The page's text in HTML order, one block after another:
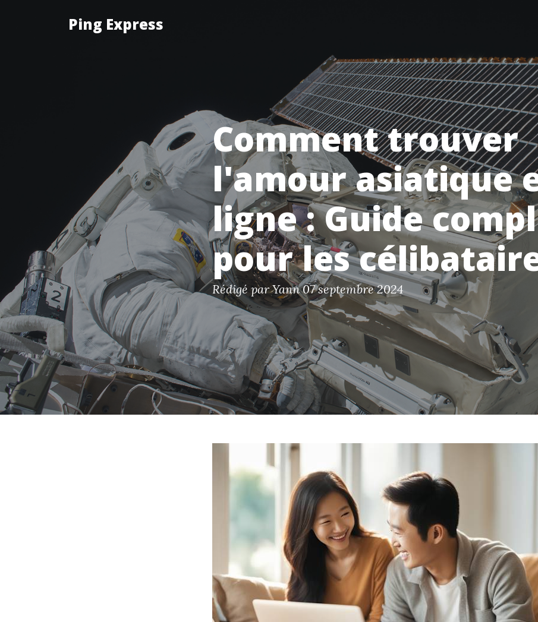
Ping Express
Comment trouver
l'amour asiatique
ligne : Guide
pour les
Rédigé par Yann07 septembre 2024